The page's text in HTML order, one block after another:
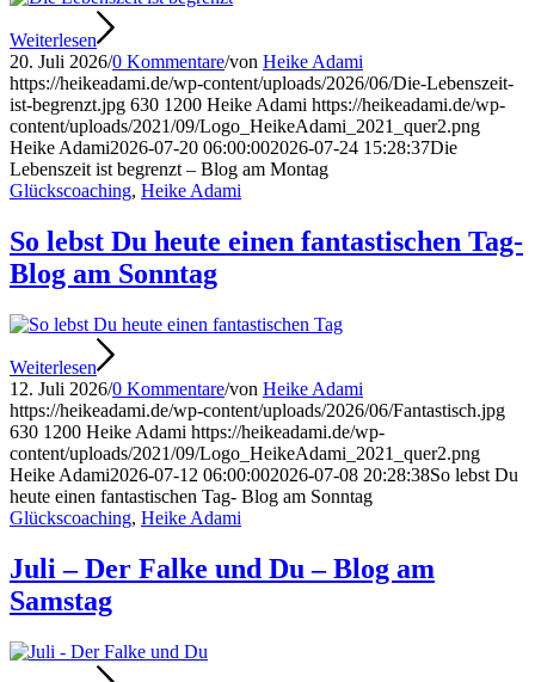
Weiterlesen
20. Juli 2026/0 Kommentare/von Heike Adami
https://heikeadami.de/wp-content/uploads/2026/06/Die-Lebenszeit-
ist-begrenzt.jpg 630 1200 Heike Adami https://heikeadami.de/wp-
content/uploads/2021/09/Logo_HeikeAdami_2021_quer2.png
Heike Adami2026-07-20 06:00:002026-07-24 15:28:37Die
Lebenszeit ist begrenzt – Blog am Montag
Glückscoaching, Heike Adami
So lebst Du heute einen fantastischen Tag-
Blog am Sonntag
Weiterlesen
12. Juli 2026/0 Kommentare/von Heike Adami
https://heikeadami.de/wp-content/uploads/2026/06/Fantastisch.jpg
630 1200 Heike Adami https://heikeadami.de/wp-
content/uploads/2021/09/Logo_HeikeAdami_2021_quer2.png
Heike Adami2026-07-12 06:00:002026-07-08 20:28:38So lebst Du
heute einen fantastischen Tag- Blog am Sonntag
Glückscoaching, Heike Adami
Juli – Der Falke und Du – Blog am
Samstag